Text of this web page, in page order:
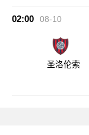
02:00 08-10
圣洛伦索